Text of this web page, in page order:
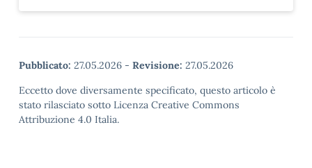
Pubblicato: 27.05.2026 - Revisione: 27.05.2026
Eccetto dove diversamente specificato, questo articolo è
stato rilasciato sotto Licenza Creative Commons
Attribuzione 4.0 Italia.